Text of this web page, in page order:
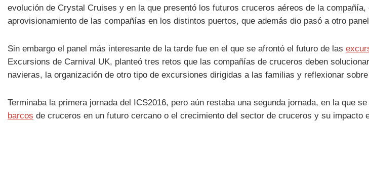
evolución de Crystal Cruises y en la que presentó los futuros cruceros aéreos de la compañía,
aprovisionamiento de las compañías en los distintos puertos, que además dio pasó a otro
Sin embargo el panel más interesante de la tarde fue en el que se afrontó el futuro de las
Excursions de Carnival UK, planteó tres retos que las compañías de cruceros deben
navieras, la organización de otro tipo de excursiones dirigidas a las familias y reflexionar
Terminaba la primera jornada del ICS2016, pero aún restaba una segunda jornada, en la que
barcos de cruceros en un futuro cercano o el crecimiento del sector de cruceros y su impacto